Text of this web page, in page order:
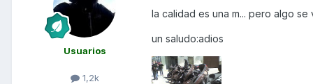
Usuarios
1,2k
la calidad es una m... pero algo se
un saludo:adios